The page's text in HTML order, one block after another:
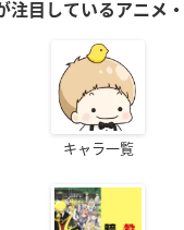
注目しているアニメ
キャラ一覧